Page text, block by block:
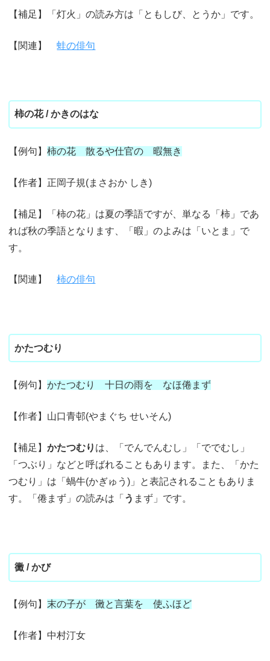
【補足】「灯火」の読み方は「ともしび、とうか」です。
【関連】蛙の俳句
柿の花 / かきのはな
【例句】柿の花 散るや仕官の 暇無き
【作者】正岡子規(まさおか しき)
【補足】「柿の花」は夏の季語ですが、単なる「柿」であ
れば秋の季語となります、「暇」のよみは「いとま」で
す。
【関連】柿の俳句
かたつむり
【例句】かたつむり 十日の雨を なほ倦まず
【作者】山口青邨(やまぐち せいそん)
【補足】かたつむり は、「でんでんむし」「ででむし」
「つぶり」などと呼ばれることもあります。また、「かた
つむり」は「蝸牛(かぎゅう)」と表記されることもありま
す。「倦まず」の読みは「 う まず」です。
黴 / かび
【例句】 末の子が 黴と言葉を 使ふほど
【作者】中村汀女